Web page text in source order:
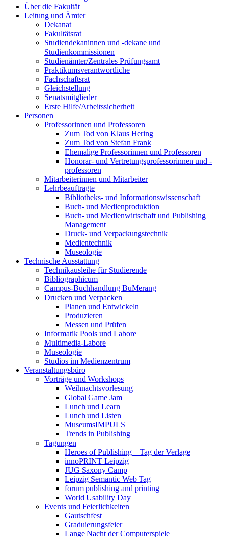
Über die Fakultät
Leitung und Ämter
Dekanat
Fakultätsrat
Studiendekaninnen und -dekane und
Studienkommissionen
Studienämter/Zentrales Prüfungsamt
Praktikumsverantwortliche
Fachschaftsrat
Gleichstellung
Senatsmitglieder
Erste Hilfe/Arbeitssicherheit
Personen
Professorinnen und Professoren
Zum Tod von Klaus Hering
Zum Tod von Stefan Frank
Ehemalige Professorinnen und Professoren
Honorar- und Vertretungsprofessorinnen und -
professoren
Mitarbeiterinnen und Mitarbeiter
Lehrbeauftragte
Bibliotheks- und Informationswissenschaft
Buch- und Medienproduktion
Buch- und Medienwirtschaft und Publishing
Management
Druck- und Verpackungstechnik
Medientechnik
Museologie
Technische Ausstattung
Technikausleihe für Studierende
Bibliographicum
Campus-Buchhandlung BuMerang
Drucken und Verpacken
Planen und Entwickeln
Produzieren
Messen und Prüfen
Informatik Pools und Labore
Multimedia-Labore
Museologie
Studios im Medienzentrum
Veranstaltungsbüro
Vorträge und Workshops
Weihnachtsvorlesung
Global Game Jam
Lunch und Learn
Lunch und Listen
MuseumsIMPULS
Trends in Publishing
Tagungen
Heroes of Publishing – Tag der Verlage
innoPRINT Leipzig
JUG Saxony Camp
Leipzig Semantic Web Tag
forum publishing and printing
World Usability Day
Events und Feierlichkeiten
Gautschfest
Graduierungsfeier
Lange Nacht der Computerspiele